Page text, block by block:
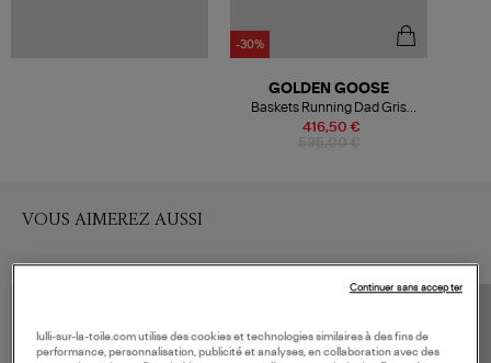
-30%
416,50 €
GOLDEN GOOSE
Baskets Running Dad Gris
Argenté Blanc
VOUS AIMEREZ AUSSI
lulli-sur-la-toile.com utilise des cookies et technologies similaires à des fins de
performance, personnalisation, publicité et analyses, en collaboration avec des
Continuer sans accepter